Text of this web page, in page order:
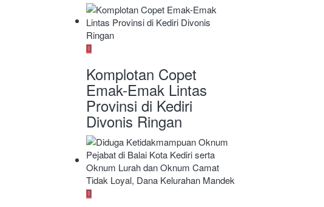
Komplotan Copet
Emak-Emak Lintas
Provinsi di Kediri
Divonis Ringan